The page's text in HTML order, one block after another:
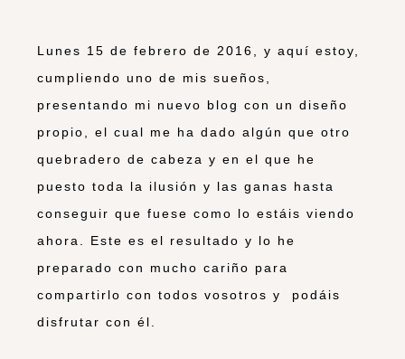
Lunes 15 de febrero de 2016, y aquí estoy,
cumpliendo uno de mis sueños,
presentando mi nuevo blog con un diseño
propio, el cual me ha dado algún que otro
quebradero de cabeza y en el que he
puesto toda la ilusión y las ganas hasta
conseguir que fuese como lo estáis viendo
ahora. Este es el resultado y lo he
preparado con mucho cariño para
compartirlo con todos vosotros y podáis
disfrutar con él.